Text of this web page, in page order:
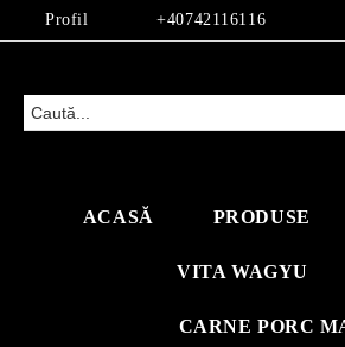
Profil +40742116116
ACASĂ PRODUSE
VITA WAGYU
CARNE PORC